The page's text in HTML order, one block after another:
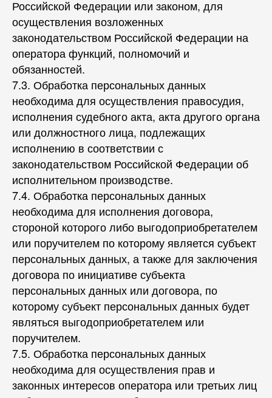
Российской Федерации или законом, для
осуществления возложенных
законодательством Российской Федерации на
оператора функций, полномочий и
обязанностей.
7.3. Обработка персональных данных
необходима для осуществления правосудия,
исполнения судебного акта, акта другого органа
или должностного лица, подлежащих
исполнению в соответствии с
законодательством Российской Федерации об
исполнительном производстве.
7.4. Обработка персональных данных
необходима для исполнения договора,
стороной которого либо выгодоприобретателем
или поручителем по которому является субъект
персональных данных, а также для заключения
договора по инициативе субъекта
персональных данных или договора, по
которому субъект персональных данных будет
являться выгодоприобретателем или
поручителем.
7.5. Обработка персональных данных
необходима для осуществления прав и
законных интересов оператора или третьих лиц